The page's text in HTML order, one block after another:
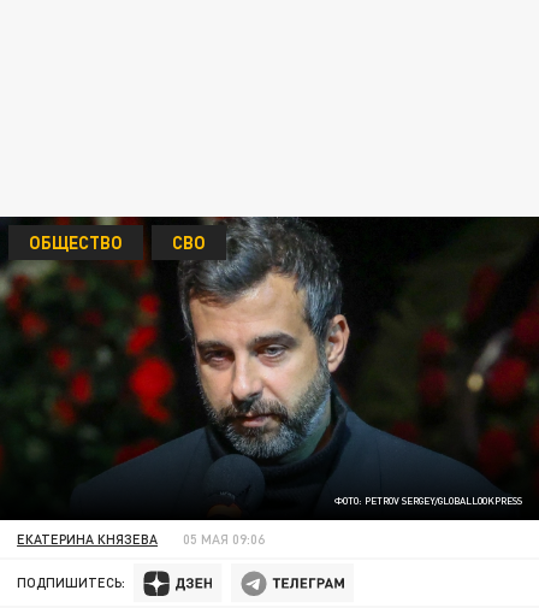
ФОТО: PETROV SERGEY/GLOBALLOOKPRESS
ОБЩЕСТВО СВО
ЕКАТЕРИНА КНЯЗЕВА 05 МАЯ 09:06
ПОДПИШИТЕСЬ: